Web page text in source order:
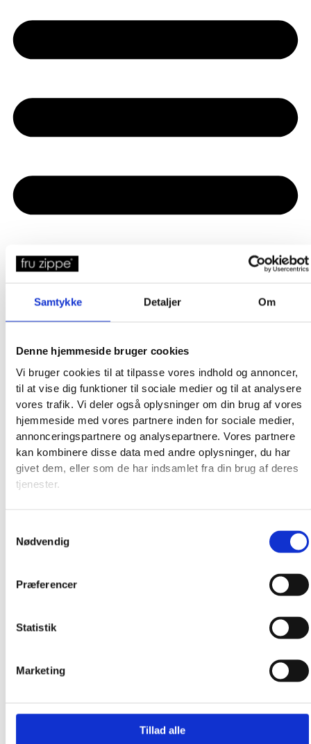
Samtykke Detaljer Om
Denne hjemmeside bruger cookies
Vi bruger cookies til at tilpasse vores indhold og annoncer,
til at vise dig funktioner til sociale medier og til at analysere
vores trafik. Vi deler også oplysninger om din brug af vores
hjemmeside med vores partnere inden for sociale medier,
annonceringspartnere og analysepartnere. Vores partnere
kan kombinere disse data med andre oplysninger, du har
givet dem, eller som de har indsamlet fra din brug af deres
tjenester.
Nødvendig
Præferencer
Statistik
Marketing
Tillad alle